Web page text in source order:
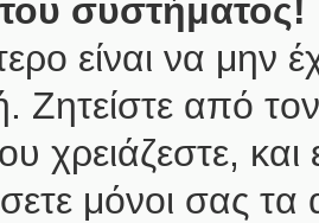
συστήματος!
είναι να μην
Ζητείστε από
χρειάζεστε, και
μόνοι σας